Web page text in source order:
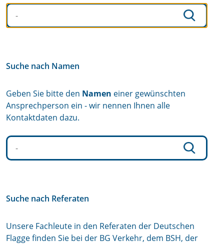
Suche nach Namen
Geben Sie bitte den Namen einer gewünschten
Ansprechperson ein - wir nennen Ihnen alle
Kontaktdaten dazu.
Suche nach Referaten
Unsere Fachleute in den Referaten der Deutschen
Flagge finden Sie bei der BG Verkehr, dem BSH, der